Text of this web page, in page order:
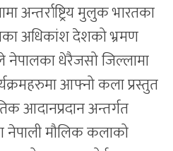
अन्तर्राष्ट्रिय मुलुक भारतका
अधिकांश देशको भ्रमण
नेपालका धेरैजसो जिल्लामा
आफ्नो कला प्रस्तुत
आदानप्रदान अन्तर्गत
नेपाली मौलिक कलाको